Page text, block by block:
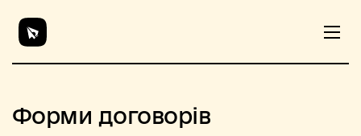
Форми договорів